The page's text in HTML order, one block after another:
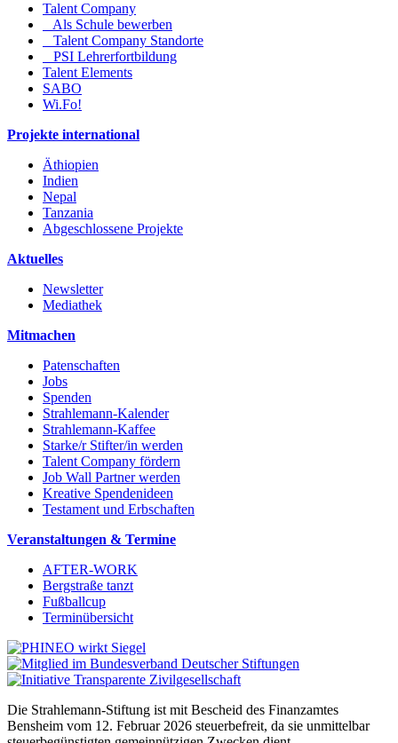
Talent Company
Als Schule bewerben
Talent Company Standorte
PSI Lehrerfortbildung
Talent Elements
SABO
Wi.Fo!
Projekte international
Äthiopien
Indien
Nepal
Tanzania
Abgeschlossene Projekte
Aktuelles
Newsletter
Mediathek
Mitmachen
Patenschaften
Jobs
Spenden
Strahlemann-Kalender
Strahlemann-Kaffee
Starke/r Stifter/in werden
Talent Company fördern
Job Wall Partner werden
Kreative Spendenideen
Testament und Erbschaften
Veranstaltungen & Termine
AFTER-WORK
Bergstraße tanzt
Fußballcup
Terminübersicht
Die Strahlemann-Stiftung ist mit Bescheid des Finanzamtes
Bensheim vom 12. Februar 2026 steuerbefreit, da sie unmittelbar